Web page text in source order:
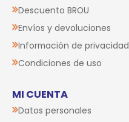
Descuento BROU
Envíos y devoluciones
Información de privacidad
Condiciones de uso
MI CUENTA
Datos personales